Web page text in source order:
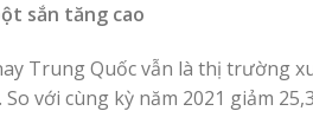
sắn tăng cao
Trung Quốc vẫn là thị trường
với cùng kỳ năm 2021 giảm